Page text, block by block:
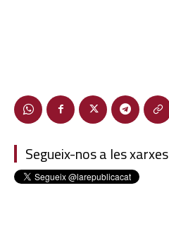
Segueix-nos a les xarxes